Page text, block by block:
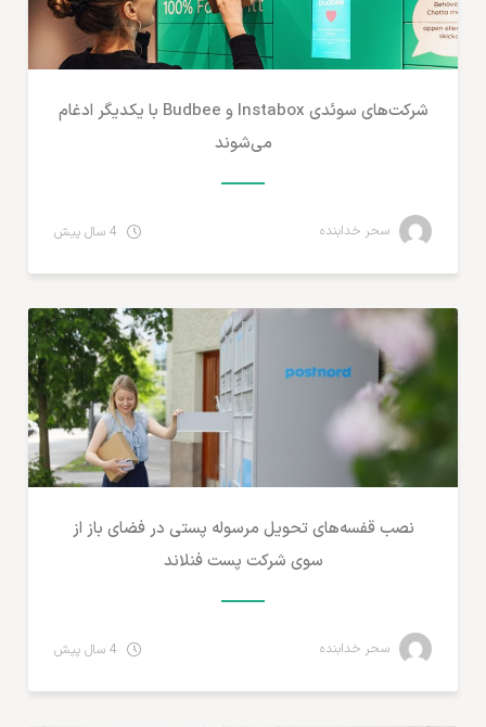
شرکت‌های سوئدی Instabox و Budbee با یکدیگر ادغام
می‌شوند
سحر خدابنده
نصب قفسه‌های تحویل مرسوله پستی در فضای باز از
سوی شرکت پست فنلاند
سحر خدابنده